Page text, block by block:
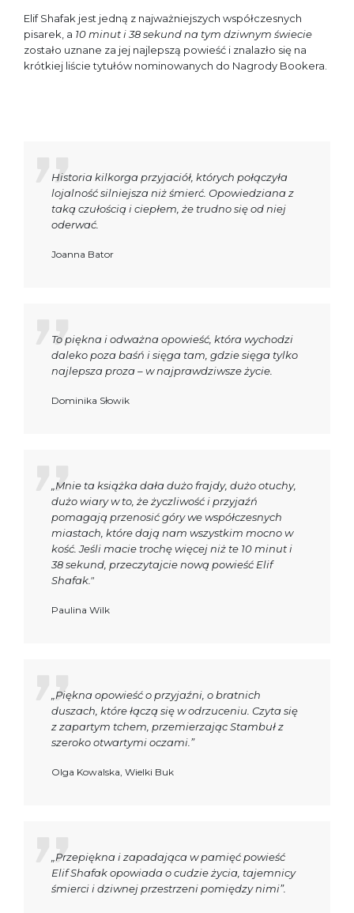
Elif Shafak jest jedną z najważniejszych współczesnych
pisarek, a 10 minut i 38 sekund na tym dziwnym świecie
zostało uznane za jej najlepszą powieść i znalazło się na
krótkiej liście tytułów nominowanych do Nagrody Bookera.
Historia kilkorga przyjaciół, których połączyła
lojalność silniejsza niż śmierć. Opowiedziana z
taką czułością i ciepłem, że trudno się od niej
oderwać.
Joanna Bator
To piękna i odważna opowieść, która wychodzi
daleko poza baśń i sięga tam, gdzie sięga tylko
najlepsza proza – w najprawdziwsze życie.
Dominika Słowik
„Mnie ta książka dała dużo frajdy, dużo otuchy,
dużo wiary w to, że życzliwość i przyjaźń
pomagają przenosić góry we współczesnych
miastach, które dają nam wszystkim mocno w
kość. Jeśli macie trochę więcej niż te 10 minut i
38 sekund, przeczytajcie nową powieść Elif
Shafak."
Paulina Wilk
„Piękna opowieść o przyjaźni, o bratnich
duszach, które łączą się w odrzuceniu. Czyta się
z zapartym tchem, przemierzając Stambuł z
szeroko otwartymi oczami.”
Olga Kowalska, Wielki Buk
„Przepiękna i zapadająca w pamięć powieść
Elif Shafak opowiada o cudzie życia, tajemnicy
śmierci i dziwnej przestrzeni pomiędzy nimi”.